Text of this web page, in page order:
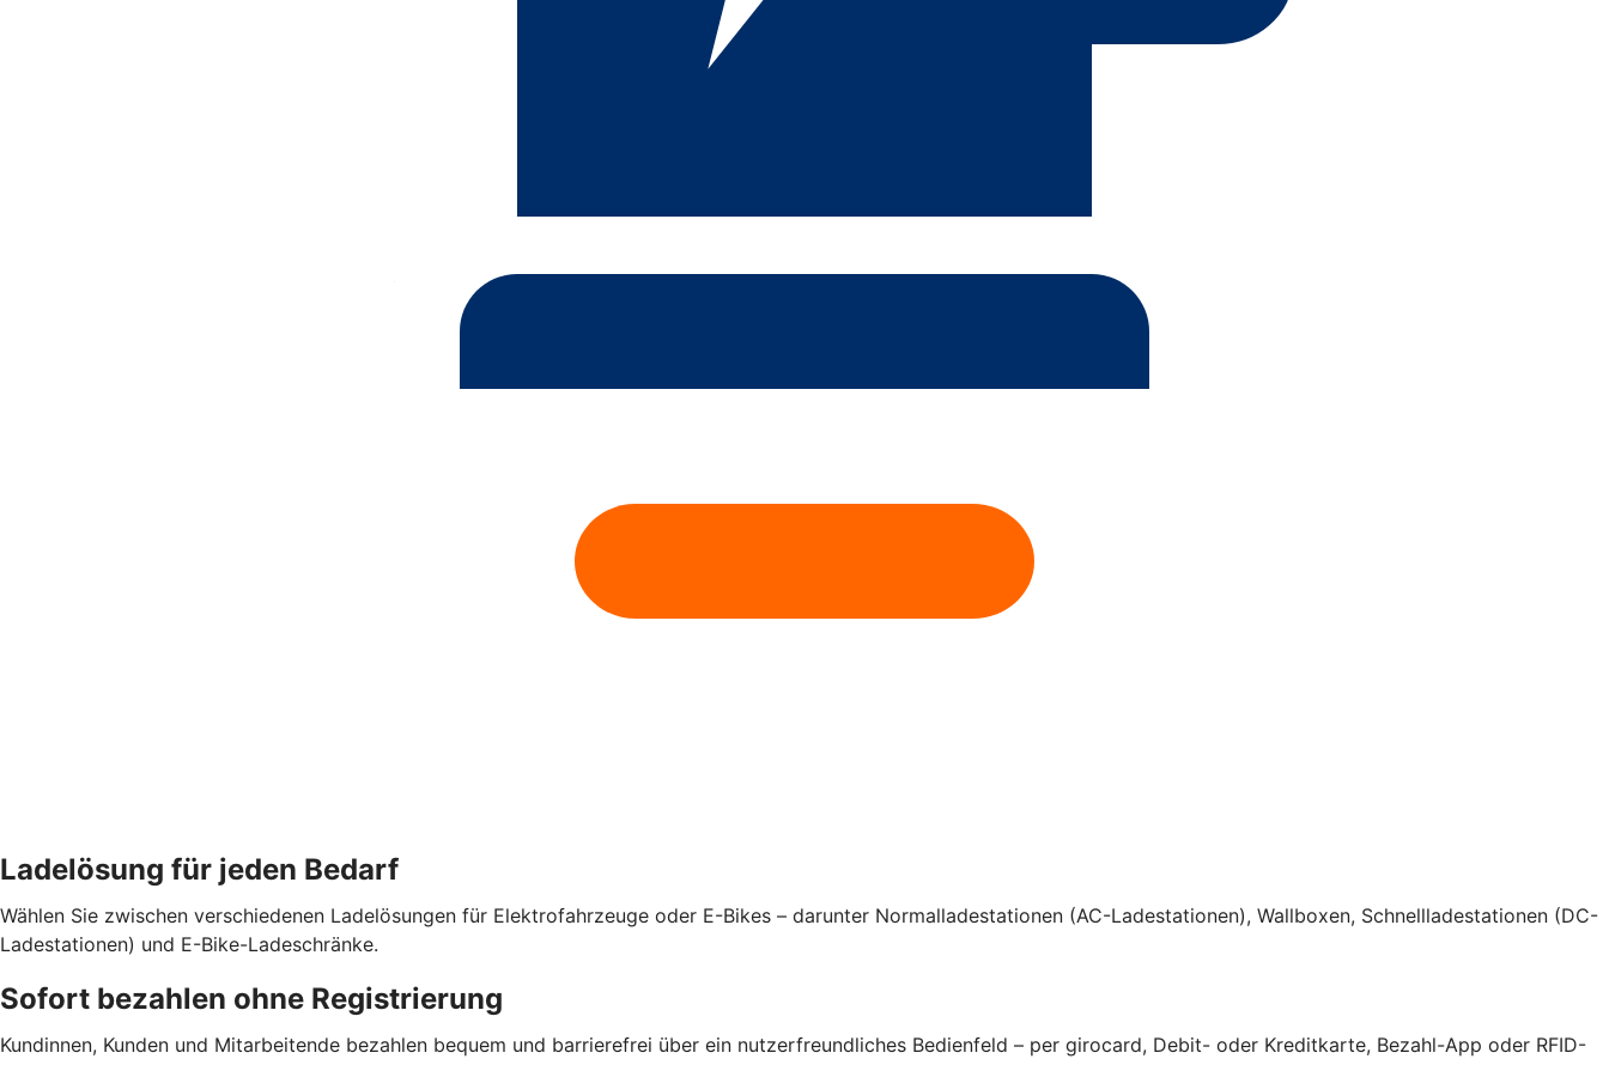
Ladelösung für jeden Bedarf
Wählen Sie zwischen verschiedenen Ladelösungen für Elektrofahrzeuge oder E-Bikes – darunter Normalladestationen (AC-Ladestationen), Wallboxen, Schnellladestationen (DC-
Ladestationen) und E-Bike-Ladeschränke.
Sofort bezahlen ohne Registrierung
Kundinnen, Kunden und Mitarbeitende bezahlen bequem und barrierefrei über ein nutzerfreundliches Bedienfeld – per girocard, Debit- oder Kreditkarte, Bezahl-App oder RFID-